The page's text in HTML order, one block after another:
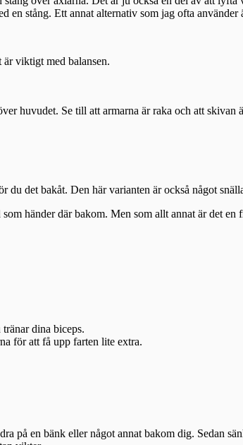
en stång. Ett annat alternativ som jag ofta använder
viktigt med balansen.
huvudet. Se till att armarna är raka och att
du det bakåt. Den här varianten är också något
händer där bakom. Men som allt annat är det en
dina biceps.
för att få upp farten lite extra.
på en bänk eller något annat bakom dig. Sedan